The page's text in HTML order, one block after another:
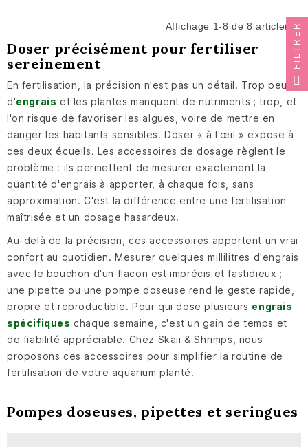
Affichage 1-8 de 8 article(s)
Doser précisément pour fertiliser
sereinement
En fertilisation, la précision n'est pas un détail. Trop peu
d'engrais et les plantes manquent de nutriments ; trop, et
l'on risque de favoriser les algues, voire de mettre en
danger les habitants sensibles. Doser « à l'œil » expose à
ces deux écueils. Les accessoires de dosage règlent le
problème : ils permettent de mesurer exactement la
quantité d'engrais à apporter, à chaque fois, sans
approximation. C'est la différence entre une fertilisation
maîtrisée et un dosage hasardeux.
Au-delà de la précision, ces accessoires apportent un vrai
confort au quotidien. Mesurer quelques millilitres d'engrais
avec le bouchon d'un flacon est imprécis et fastidieux ;
une pipette ou une pompe doseuse rend le geste rapide,
propre et reproductible. Pour qui dose plusieurs engrais
spécifiques chaque semaine, c'est un gain de temps et
de fiabilité appréciable. Chez Skaii & Shrimps, nous
proposons ces accessoires pour simplifier la routine de
fertilisation de votre aquarium planté.
Pompes doseuses, pipettes et seringues
FILTRER